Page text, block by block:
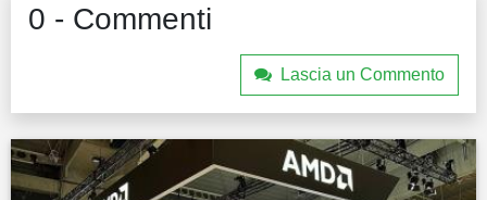
0 - Commenti
Lascia un Commento